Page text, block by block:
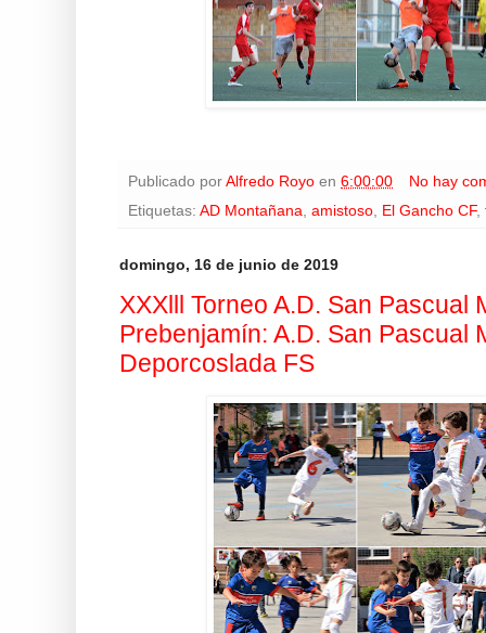
Publicado por Alfredo Royo en 6:00:00
No hay
Etiquetas: AD Montañana amistoso El Gancho CF,
domingo, 16 de junio de 2019
XXXlll Torneo A.D. San Pascual
Prebenjamín: A.D. San Pascual
Deporcoslada FS